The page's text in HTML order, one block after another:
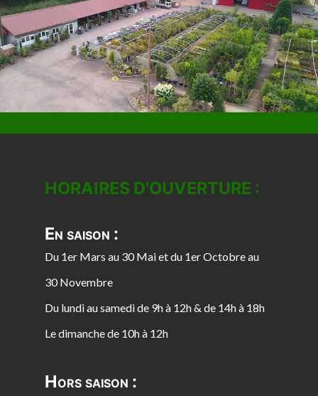
HORAIRES D'OUVERTURE :
En saison :
Du 1er Mars au 30 Mai et du 1er Octobre au
30 Novembre
Du lundi au samedi de 9h à 12h & de 14h à 18h
Le dimanche de 10h à 12h
Hors saison :